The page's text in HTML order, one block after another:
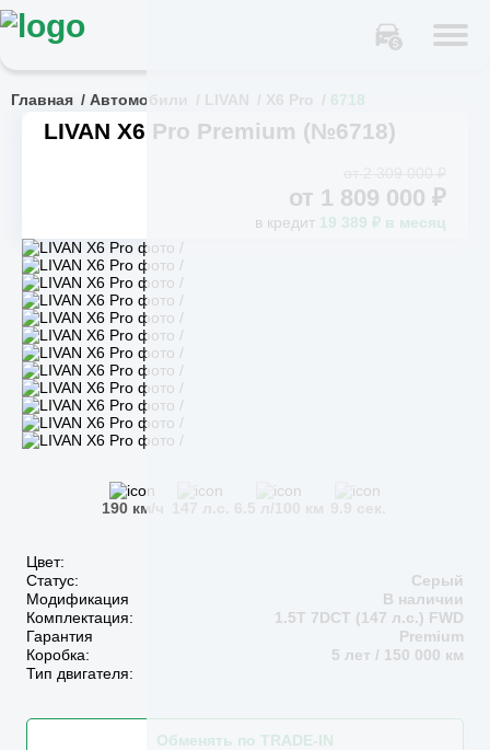
Главная Автомобили 6718
LIVAN X6 Pro Premium (№6718)
от 1 809 000 ₽
в кредит 19 389 ₽ в месяц
190 км/ч
Цвет:
Статус:
Модификация
Комплектация:
Гарантия
Коробка:
Тип двигателя:
Серый
В наличии
1.5T 7DCT (147 л.с.) FWD
Premium
5 лет / 150 000 км
Обменять по TRADE-IN